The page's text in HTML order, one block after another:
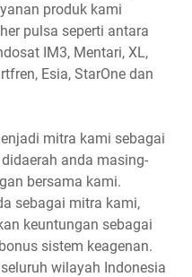
produk kami
pulsa seperti antara
IM3, Mentari, XL,
Esia, StarOne dan
mitra kami sebagai
anda masing-
bersama kami.
sebagai mitra kami,
keuntungan sebagai
sistem keagenan.
wilayah Indonesia